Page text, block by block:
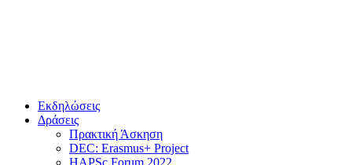
Εκδηλώσεις
Δράσεις
Πρακτική Άσκηση
DEC: Erasmus+ Project
HAPSc Forum 2022